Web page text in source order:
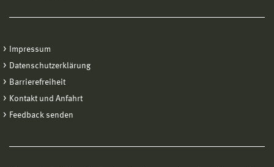
Impressum
Datenschutzerklärung
Barrierefreiheit
Kontakt und Anfahrt
Feedback senden